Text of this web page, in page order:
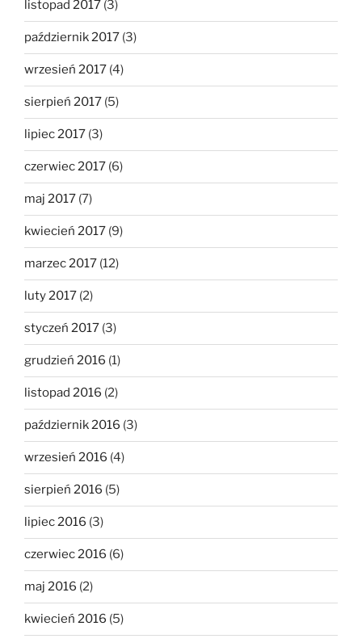
listopad 2017 (3)
październik 2017 (3)
wrzesień 2017 (4)
sierpień 2017 (5)
lipiec 2017 (3)
czerwiec 2017 (6)
maj 2017 (7)
kwiecień 2017 (9)
marzec 2017 (12)
luty 2017 (2)
styczeń 2017 (3)
grudzień 2016 (1)
listopad 2016 (2)
październik 2016 (3)
wrzesień 2016 (4)
sierpień 2016 (5)
lipiec 2016 (3)
czerwiec 2016 (6)
maj 2016 (2)
kwiecień 2016 (5)